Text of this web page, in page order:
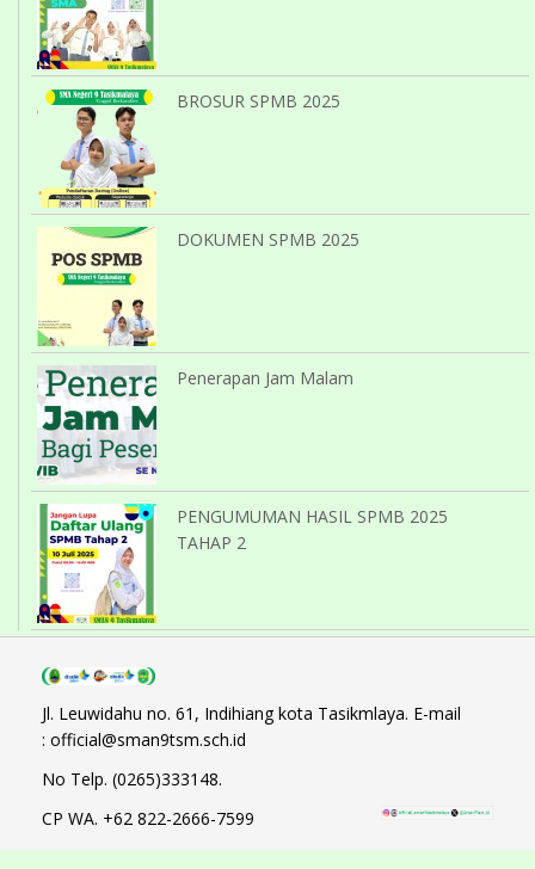
BROSUR SPMB 2025
DOKUMEN SPMB 2025
Penerapan Jam Malam
PENGUMUMAN HASIL SPMB 2025
TAHAP 2
Jl. Leuwidahu no. 61, Indihiang kota Tasikmlaya. E-mail
: official@sman9tsm.sch.id
No Telp. (0265)333148.
CP WA. +62 822-2666-7599